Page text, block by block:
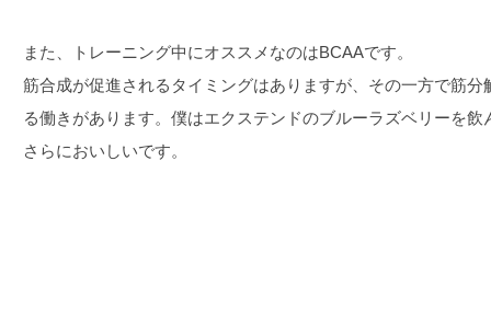
また、トレーニング中にオススメなのはBCAAです。
筋合成が促進されるタイミングはありますが、その一方で筋
る働きがあります。僕はエクステンドのブルーラズベリーを
さらにおいしいです。